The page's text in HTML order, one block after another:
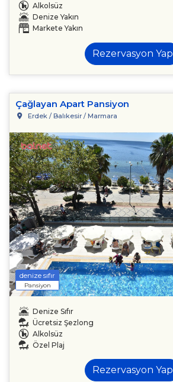
Alkolsüz
Denize Yakın
Markete Yakın
Rezervasyon Yap
Çağlayan Apart Pansiyon
Erdek / Balıkesir / Marmara
denize sıfır
Pansiyon
Denize Sıfır
Ücretsiz Şezlong
Alkolsüz
Özel Plaj
Rezervasyon Yap